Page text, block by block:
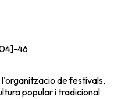
46
de festivals,
popular i tradicional